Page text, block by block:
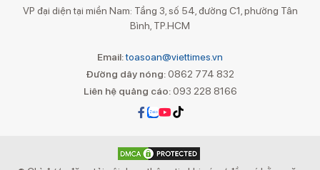
VP đại diện tại miền Nam: Tầng 3, số 54, đường C1, phường Tân
Bình, TP.HCM
Email:toasoan@viettimes.vn
Đường dây nóng: 0862 774 832
Liên hệ quảng cáo:093 228 8166